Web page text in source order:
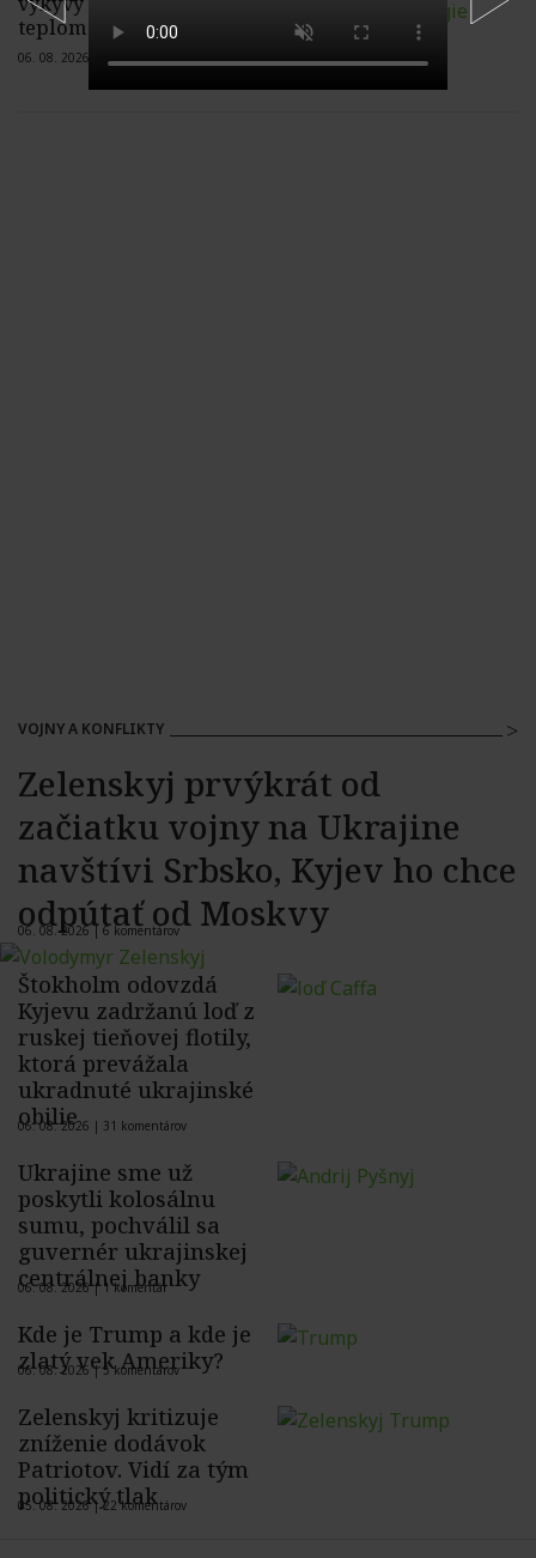
teplom a suchom nepocítia
06. 08. 2026 | 1 komentár
VOJNY A KONFLIKTY
Zelenskyj prvýkrát od
začiatku vojny na Ukrajine
navštívi Srbsko, Kyjev ho chce
odpútať od Moskvy
06. 08. 2026 | 6 komentárov
Štokholm odovzdá
Kyjevu zadržanú loď z
ruskej tieňovej flotily,
ktorá prevážala
ukradnuté ukrajinské
obilie
06. 08. 2026 | 31 komentárov
Ukrajine sme už
poskytli kolosálnu
sumu, pochválil sa
guvernér ukrajinskej
centrálnej banky
06. 08. 2026 |1 komentár
Kde je Trump a kde je
zlatý vek Ameriky?
06. 08. 2026 |5 komentárov
Zelenskyj kritizuje
zníženie dodávok
Patriotov. Vidí za tým
politický tlak
05. 08. 2026 |22 komentárov